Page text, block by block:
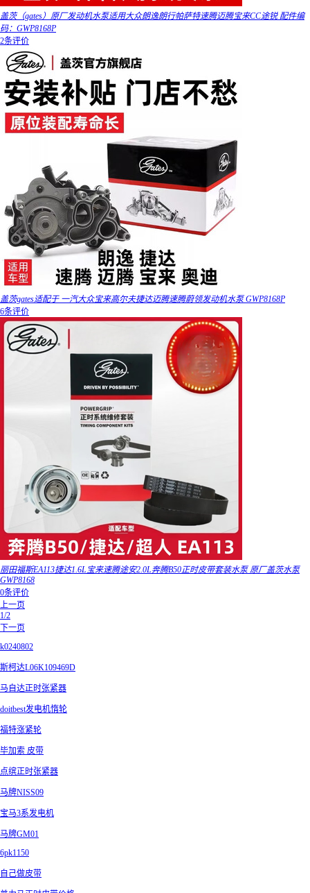
盖茨（gates）原厂发动机水泵适用大众朗逸朗行帕萨特速腾迈腾宝来CC途锐 配件编
码：GWP8168P
2条评价
盖茨gates适配于 一汽大众宝来高尔夫捷达迈腾速腾蔚领发动机水泵 GWP8168P
6条评价
丽田福斯EA113捷达1.6L宝来速腾途安2.0L奔腾B50正时皮带套装水泵 原厂盖茨水泵
GWP8168
0条评价
上一页
1/2
下一页
k0240802
斯柯达L06K109469D
马自达正时张紧器
doitbest发电机惰轮
福特涨紧轮
毕加索 皮带
点缤正时张紧器
马牌NISS09
宝马3系发电机
马牌GM01
6pk1150
自己做皮带